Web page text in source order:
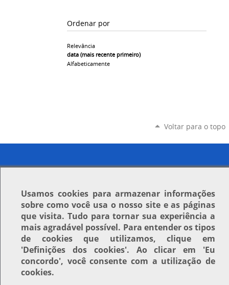
Ordenar por
Relevância
data (mais recente primeiro)
Alfabeticamente
Voltar para o topo
Usamos cookiespara armazenar informações
sobre como você usa o nosso site e as páginas
que visita. Tudo para tornar sua experiência a
mais agradável possível. Para entender os tipos
de cookies que utilizamos, clique em
'Definições dos cookies'. Ao clicar em 'Eu
concordo', você consente com a utilização de
cookies.